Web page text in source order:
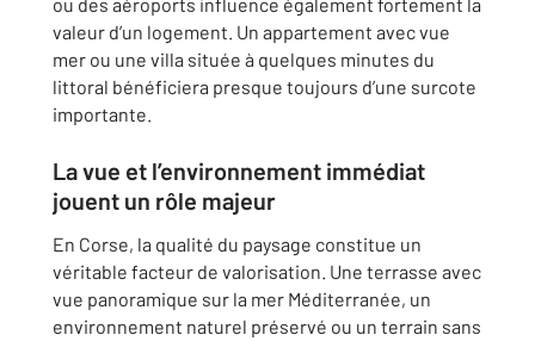
valeur d’un logement. Un appartement avec vue
mer ou une villa située à quelques minutes du
littoral bénéficiera presque toujours d’une surcote
importante.
La vue et l’environnement immédiat
jouent un rôle majeur
En Corse, la qualité du paysage constitue un
véritable facteur de valorisation. Une terrasse avec
vue panoramique sur la mer Méditerranée, un
environnement naturel préservé ou un terrain sans